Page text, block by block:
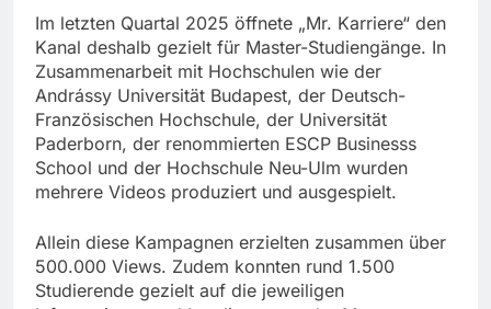
Im letzten Quartal 2025 öffnete „Mr. Karriere“ den
Kanal deshalb gezielt für Master-Studiengänge. In
Zusammenarbeit mit Hochschulen wie der
Andrássy Universität Budapest, der Deutsch-
Französischen Hochschule, der Universität
Paderborn, der renommierten ESCP Businesss
School und der Hochschule Neu-Ulm wurden
mehrere Videos produziert und ausgespielt.
Allein diese Kampagnen erzielten zusammen über
500.000 Views. Zudem konnten rund 1.500
Studierende gezielt auf die jeweiligen